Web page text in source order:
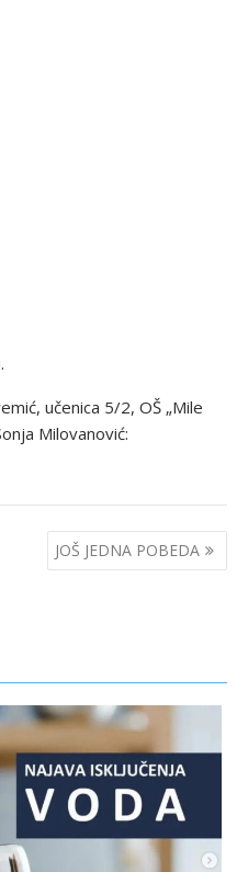
učenica 5/2, OŠ „Mile
Milovanović:
JOŠ JEDNA POBEDA